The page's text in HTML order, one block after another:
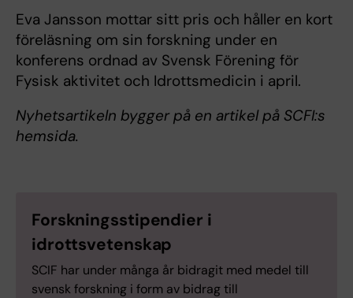
Eva Jansson mottar sitt pris och håller en kort
föreläsning om sin forskning under en
konferens ordnad av Svensk Förening för
Fysisk aktivitet och Idrottsmedicin i april.
Nyhetsartikeln bygger på en artikel på SCFI:s
hemsida.
Forskningsstipendier i
idrottsvetenskap
SCIF har under många år bidragit med medel till
svensk forskning i form av bidrag till